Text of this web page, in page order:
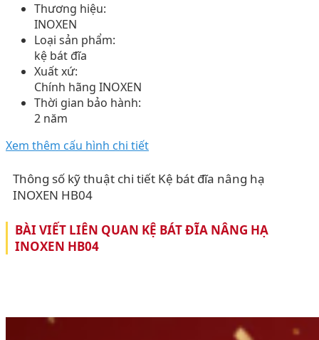
Thương hiệu:
INOXEN
Loại sản phẩm:
kệ bát đĩa
Xuất xứ:
Chính hãng INOXEN
Thời gian bảo hành:
2 năm
Xem thêm cấu hình chi tiết
Thông số kỹ thuật chi tiết Kệ bát đĩa nâng hạ
INOXEN HB04
BÀI VIẾT LIÊN QUAN KỆ BÁT ĐĨA NÂNG HẠ
INOXEN HB04